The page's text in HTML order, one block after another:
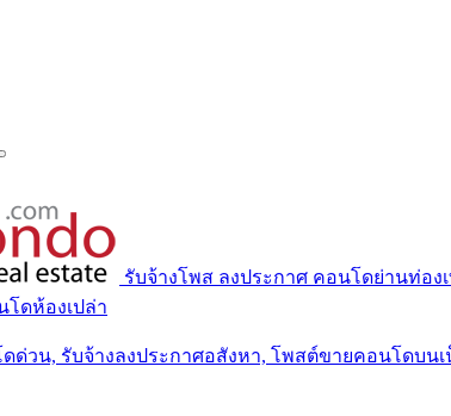
รับจ้างโพส ลงประกาศ คอนโดย่านท่อ
ดห้องเปล่า
วน, รับจ้างลงประกาศอสังหา, โพสต์ขายคอนโดบนเ